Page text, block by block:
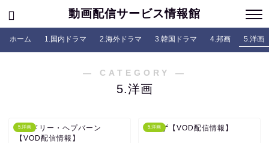
動画配信サービス情報館
ホーム 1.国内ドラマ 2.海外ドラマ 3.韓国ドラマ 4.邦画 5.洋画
― CATEGORY ―
5.洋画
5.洋画
オードリー・ヘプバーン
【VOD配信情報】
5.洋画
なまず【VOD配信情報】